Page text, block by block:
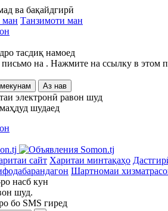
ва бақайдгирӣ
ман Танзимоти ман
тасдиқ намоед
на . Нажмите на ссылку в этом
Аз нав
электронӣ равон шуд
шудаед
сайт Харитаи минтақаҳо
Шартномаи
насб кун
шуд.
бо SMS гиред